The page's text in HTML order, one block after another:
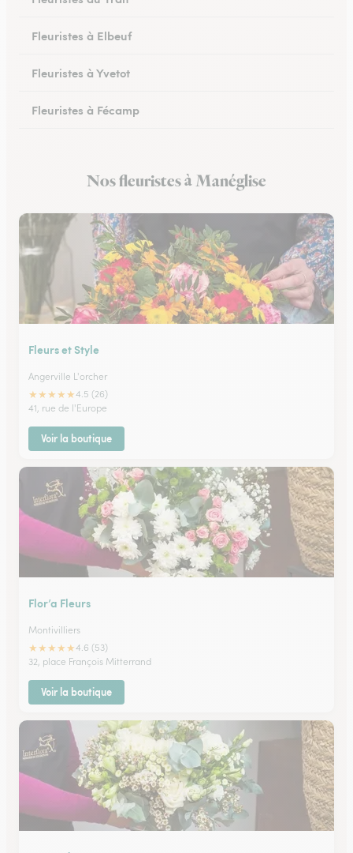
Fleuristes à Elbeuf
Fleuristes à Yvetot
Fleuristes à Fécamp
Fleuristes à Canteleu
Nos fleuristes à Manéglise
Fleurs et Style
Angerville L'orcher
★★★★★4.5 (26)
41, rue de l'Europe
Voir la boutique
Flor’a Fleurs
Montivilliers
★★★★★4.6 (53)
32, place François Mitterrand
Voir la boutique